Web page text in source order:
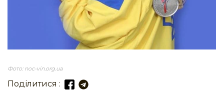
Фото: noc-vin.org.ua
Поділитися :